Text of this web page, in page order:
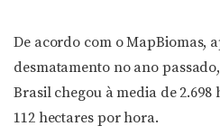
De acordo com o MapBiomas,
desmatamento no ano
Brasil chegou à media de
112 hectares por hora.